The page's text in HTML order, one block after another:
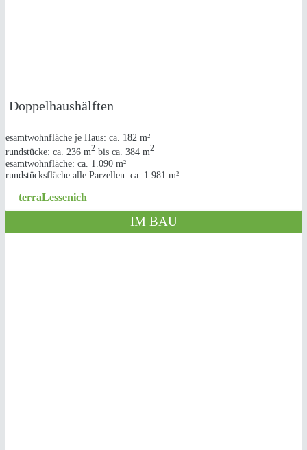
Doppelhaushälften
je Haus: ca. 182 m²
ca. 236 m2 bis ca. 384 m2
ca. 1.090 m²
alle Parzellen: ca. 1.981 m²
terraLessenich
IM BAU